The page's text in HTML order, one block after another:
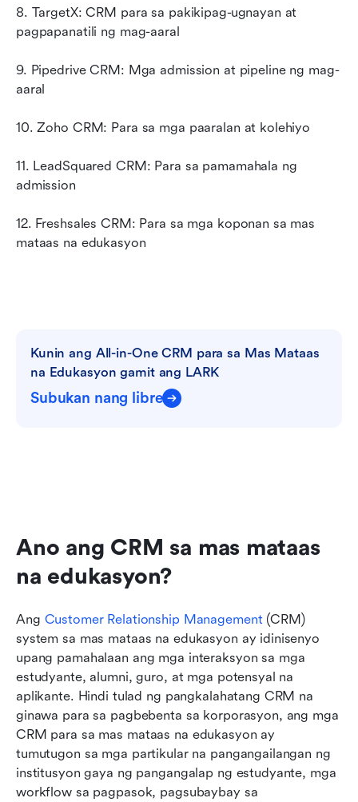
8. TargetX: CRM para sa pakikipag-ugnayan at
pagpapanatili ng mag-aaral
9. Pipedrive CRM: Mga admission at pipeline ng mag-
aaral
10. Zoho CRM: Para sa mga paaralan at kolehiyo
11. LeadSquared CRM: Para sa pamamahala ng
admission
12. Freshsales CRM: Para sa mga koponan sa mas
mataas na edukasyon
Kunin ang All-in-One CRM para sa Mas Mataas
na Edukasyon gamit ang LARK
Subukan nang libre
Ano ang CRM sa mas mataas
na edukasyon?
Ang Customer Relationship Management (CRM)
system sa mas mataas na edukasyon ay idinisenyo
upang pamahalaan ang mga interaksyon sa mga
estudyante, alumni, guro, at mga potensyal na
aplikante. Hindi tulad ng pangkalahatang CRM na
ginawa para sa pagbebenta sa korporasyon, ang mga
CRM para sa mas mataas na edukasyon ay
tumutugon sa mga partikular na pangangailangan ng
institusyon gaya ng pangangalap ng estudyante, mga
workflow sa pagpasok, pagsubaybay sa